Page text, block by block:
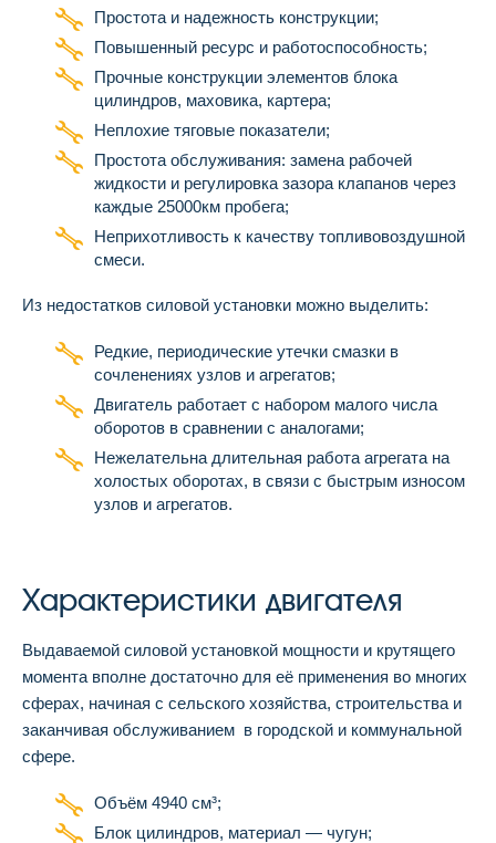
Простота и надежность конструкции;
Повышенный ресурс и работоспособность;
Прочные конструкции элементов блока
цилиндров, маховика, картера;
Неплохие тяговые показатели;
Простота обслуживания: замена рабочей
жидкости и регулировка зазора клапанов через
каждые 25000км пробега;
Неприхотливость к качеству топливовоздушной
смеси.
Из недостатков силовой установки можно выделить:
Редкие, периодические утечки смазки в
сочленениях узлов и агрегатов;
Двигатель работает с набором малого числа
оборотов в сравнении с аналогами;
Нежелательна длительная работа агрегата на
холостых оборотах, в связи с быстрым износом
узлов и агрегатов.
Характеристики двигателя
Выдаваемой силовой установкой мощности и крутящего
момента вполне достаточно для её применения во многих
сферах, начиная с сельского хозяйства, строительства и
заканчивая обслуживанием в городской и коммунальной
сфере.
Объём 4940 см³;
Блок цилиндров, материал — чугун;